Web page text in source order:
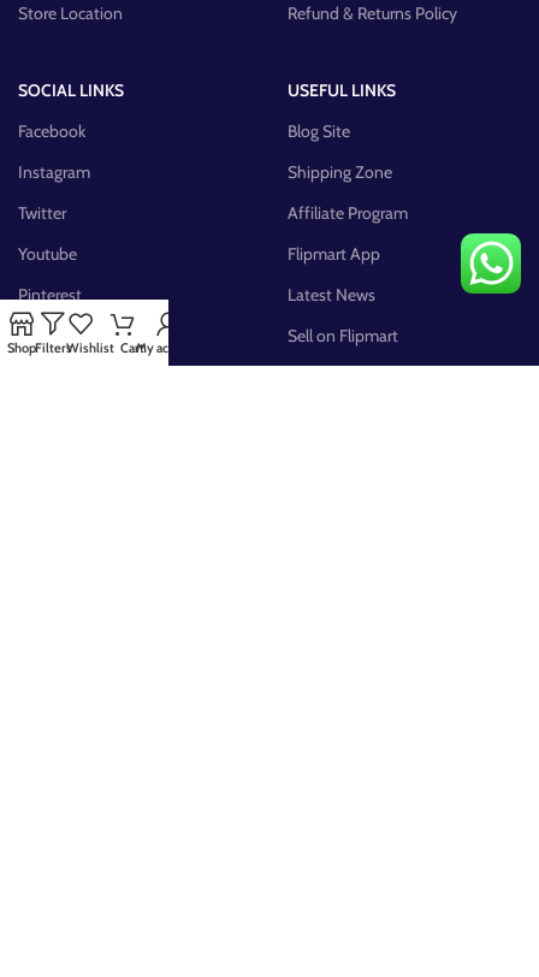
Store Location
Refund & Returns Policy
SOCIAL LINKS
Facebook
Instagram
Twitter
Youtube
Pinterest
FB Group
USEFUL LINKS
Blog Site
Shipping Zone
Affiliate Program
Flipmart App
Latest News
Sell on Flipmart
ShopFiltersWishlist CartMy account